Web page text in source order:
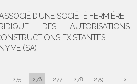
D’UNE SOCIÉTÉ FERMIÈRE
DES AUTORISATIONS
EXISTANTES
(SA)
275 276 277 278 279 ... >